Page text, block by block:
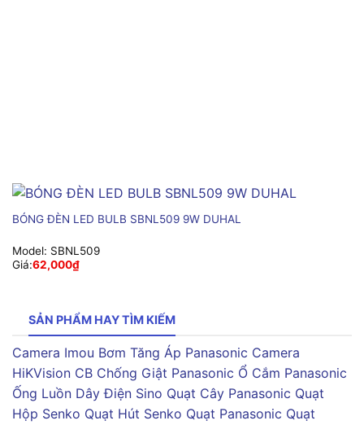
BÓNG ĐÈN LED BULB SBNL509 9W DUHAL
Model: SBNL509
Giá:62,000₫
SẢN PHẨM HAY TÌM KIẾM
Camera Imou Bơm Tăng Áp Panasonic Camera
HiKVision CB Chống Giật Panasonic Ổ Cắm Panasonic
Ống Luồn Dây Điện Sino Quạt Cây Panasonic Quạt
Hộp Senko Quạt Hút Senko Quạt Panasonic Quạt